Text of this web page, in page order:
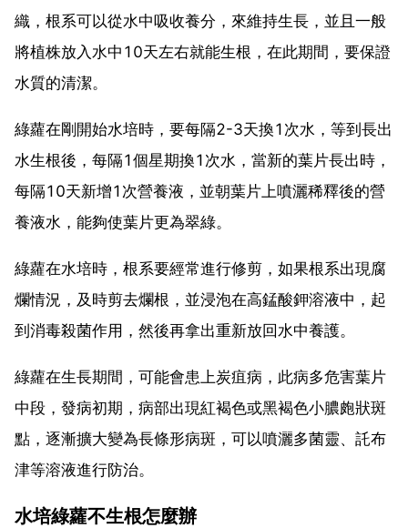
織，根系可以從水中吸收養分，來維持生長，並且一般
將植株放入水中10天左右就能生根，在此期間，要保證
水質的清潔。
綠蘿在剛開始水培時，要每隔2-3天換1次水，等到長出
水生根後，每隔1個星期換1次水，當新的葉片長出時，
每隔10天新增1次營養液，並朝葉片上噴灑稀釋後的營
養液水，能夠使葉片更為翠綠。
綠蘿在水培時，根系要經常進行修剪，如果根系出現腐
爛情況，及時剪去爛根，並浸泡在高錳酸鉀溶液中，起
到消毒殺菌作用，然後再拿出重新放回水中養護。
綠蘿在生長期間，可能會患上炭疽病，此病多危害葉片
中段，發病初期，病部出現紅褐色或黑褐色小膿皰狀斑
點，逐漸擴大變為長條形病斑，可以噴灑多菌靈、託布
津等溶液進行防治。
水培綠蘿不生根怎麼辦